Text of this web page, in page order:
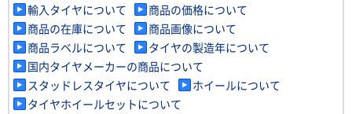
輸入タイヤについて
商品の価格について
商品の在庫について
商品画像について
商品ラベルについて
タイヤの製造年について
国内タイヤメーカーの商品について
スタッドレスタイヤについて
ホイールについて
タイヤホイールセットについて